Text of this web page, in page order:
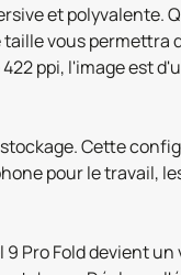
et polyvalente.
vous permettra
ppi, l'image est
stockage. Cette
pour le travail,
Pro Fold devient